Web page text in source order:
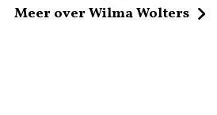
Meer over Wilma Wolters